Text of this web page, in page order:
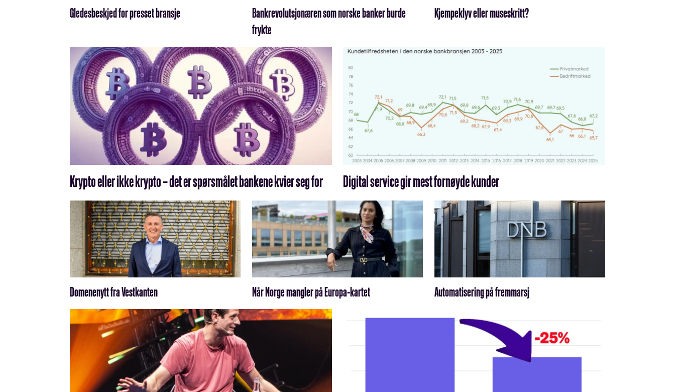
Gledesbeskjed for presset bransje
Bankrevolutsjonæren som norske banker burde
frykte
Kjempeklyv eller museskritt?
Krypto eller ikke krypto – det er spørsmålet bankene kvier seg for Digital service gir mest fornøyde kunder
Domenenytt fra Vestkanten Når Norge mangler på Europa-kartet Automatisering på fremmarsj